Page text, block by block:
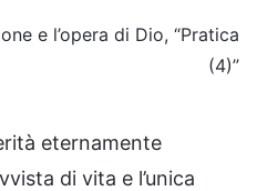
e l’opera di Dio, “Pratica
(4)”
eternamente
di vita e l’unica